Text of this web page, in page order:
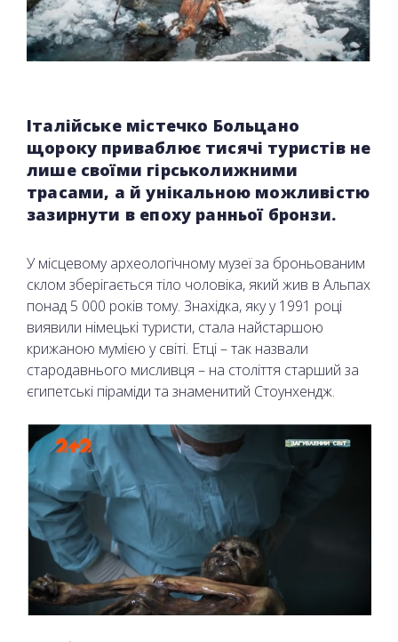
Італійське містечко Больцано
щороку приваблює тисячі туристів не
лише своїми гірськолижними
трасами, а й унікальною можливістю
зазирнути в епоху ранньої бронзи.
У місцевому археологічному музеї за броньованим
склом зберігається тіло чоловіка, який жив в Альпах
понад 5 000 років тому. Знахідка, яку у 1991 році
виявили німецькі туристи, стала найстаршою
крижаною мумією у світі. Етці – так назвали
стародавнього мисливця – на століття старший за
єгипетські піраміди та знаменитий Стоунхендж.